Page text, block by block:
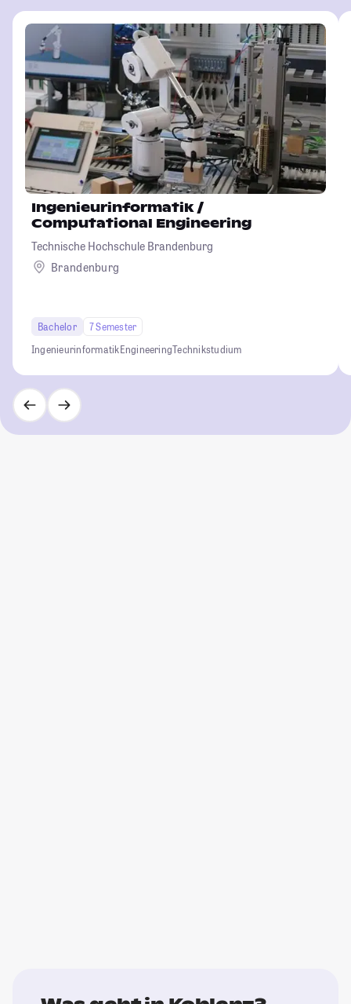
Ingenieurinformatik /
Computational Engineering
Technische Hochschule Brandenburg
Brandenburg
Bachelor
7 Semester
IngenieurinformatikEngineeringTechnikstudium